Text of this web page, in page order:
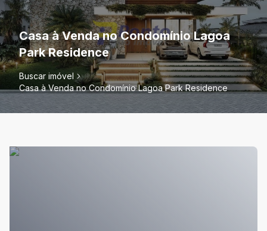
Casa à Venda no Condomínio Lagoa
Park Residence
Buscar imóvel
Casa à Venda no Condomínio Lagoa Park Residence